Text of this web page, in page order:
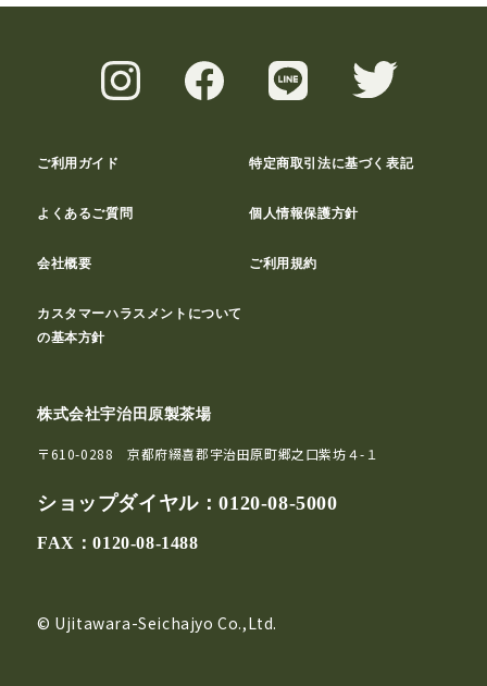
ご利用ガイド 特定商取引法に基づく表記
よくあるご質問 個人情報保護方針
会社概要 ご利用規約
カスタマーハラスメントについて
の基本方針
株式会社宇治田原製茶場
〒610-0288 京都府綴喜郡宇治田原町郷之口紫坊４-１
ショップダイヤル：0120-08-5000
FAX：0120-08-1488
© Ujitawara-Seichajyo Co.,Ltd.